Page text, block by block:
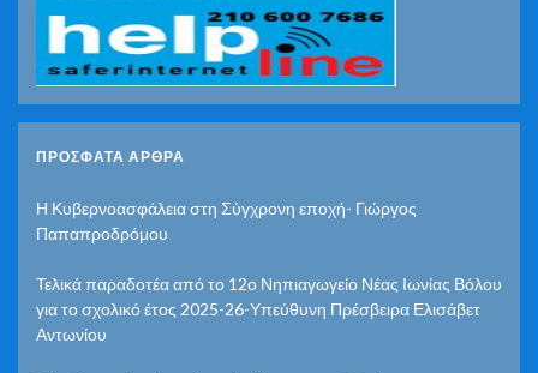
ΠΡΌΣΦΑΤΑ ΆΡΘΡΑ
Η Κυβερνοασφάλεια στη Σύγχρονη εποχή- Γιώργος
Παπαπροδρόμου
Τελικά παραδοτέα από το 12ο Νηπιαγωγείο Νέας Ιωνίας Βόλου
για το σχολικό έτος 2025-26-Υπεύθυνη Πρέσβειρα Ελισάβετ
Αντωνίου